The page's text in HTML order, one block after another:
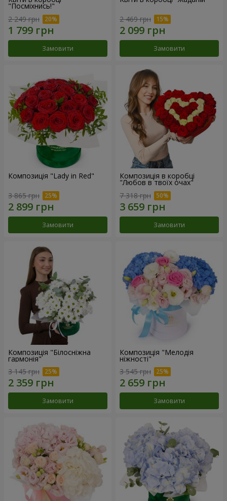
"Посміхнись!"
2 249 грн
Замовити
2 469 грн
Замовити
Композиція "Lady in Red"
3 865 грн
Замовити
Композиція в коробці
"Любов в твоїх очах"
7 318 грн
Замовити
Композиція "Білосніжна
гармонія"
3 145 грн
Замовити
Композиція "Мелодія
ніжності"
3 545 грн
Замовити